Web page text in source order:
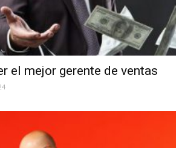
el mejor gerente de ventas